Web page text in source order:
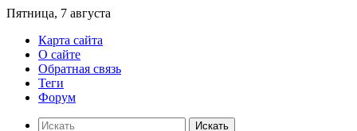
Пятница, 7 августа
Карта сайта
О сайте
Обратная связь
Теги
Форум
Искать